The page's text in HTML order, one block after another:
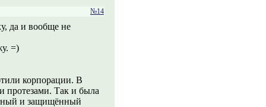
№14
да и вообще не
=)
корпорации. В
протезами. Так и была
и защищённый